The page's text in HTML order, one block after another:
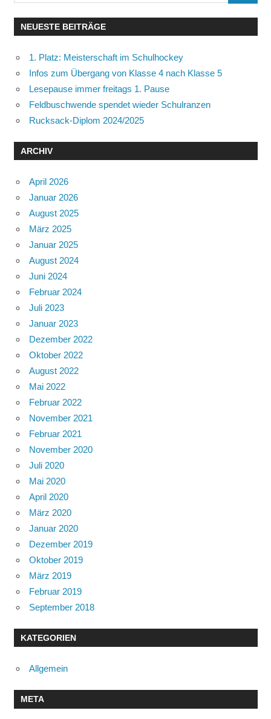
NEUESTE BEITRÄGE
1. Platz: Meisterschaft im Schulhockey
Infos zum Übergang von Klasse 4 nach Klasse 5
Lesepause immer freitags 1. Pause
Feldbuschwende spendet wieder Schulranzen
Rucksack-Diplom 2024/2025
ARCHIV
April 2026
Januar 2026
August 2025
März 2025
Januar 2025
August 2024
Juni 2024
Februar 2024
Juli 2023
Januar 2023
Dezember 2022
Oktober 2022
August 2022
Mai 2022
Februar 2022
November 2021
Februar 2021
November 2020
Juli 2020
Mai 2020
April 2020
März 2020
Januar 2020
Dezember 2019
Oktober 2019
März 2019
Februar 2019
September 2018
KATEGORIEN
Allgemein
META